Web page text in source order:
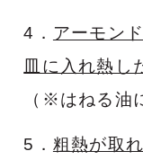
4． アーモン
皿に入れ熱し
（※はねる油
5． 粗熱が取